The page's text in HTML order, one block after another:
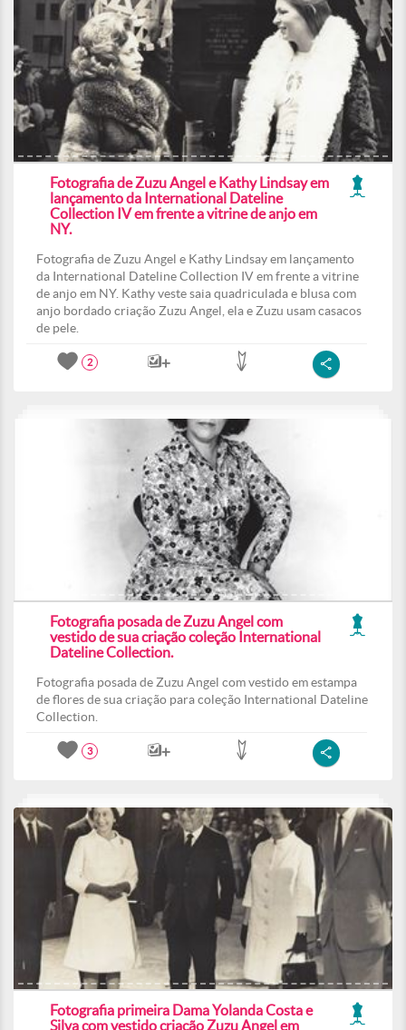
Fotografia de Zuzu Angel e Kathy Lindsay em
lançamento da International Dateline
Collection IV em frente a vitrine de anjo em
NY.
Fotografia de Zuzu Angel e Kathy Lindsay em lançamento
da International Dateline Collection IV em frente a vitrine
de anjo em NY. Kathy veste saia quadriculada e blusa com
anjo bordado criação Zuzu Angel, ela e Zuzu usam casacos
de pele.
2
Fotografia posada de Zuzu Angel com
vestido de sua criação coleção International
Dateline Collection.
Fotografia posada de Zuzu Angel com vestido em estampa
de flores de sua criação para coleção International Dateline
Collection.
3
Fotografia primeira Dama Yolanda Costa e
Silva com vestido criação Zuzu Angel em